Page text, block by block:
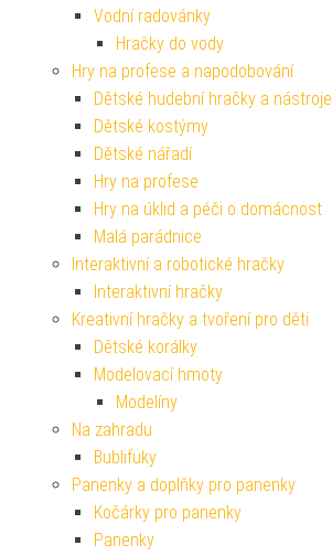
Vodní radovánky
Hračky do vody
Hry na profese a napodobování
Dětské hudební hračky a nástroje
Dětské kostýmy
Dětské nářadí
Hry na profese
Hry na úklid a péči o domácnost
Malá parádnice
Interaktivní a robotické hračky
Interaktivní hračky
Kreativní hračky a tvoření pro děti
Dětské korálky
Modelovací hmoty
Modelíny
Na zahradu
Bublifuky
Panenky a doplňky pro panenky
Kočárky pro panenky
Panenky